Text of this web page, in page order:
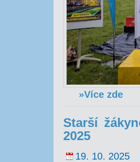
»Více zde
Starší
2025
19. 10. 2025